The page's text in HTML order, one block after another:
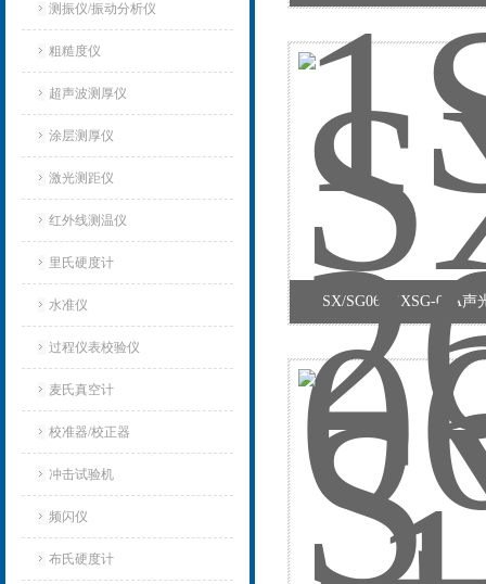
测振仪/振动分析仪
粗糙度仪
超声波测厚仪
涂层测厚仪
激光测距仪
红外线测温仪
里氏硬度计
水准仪
过程仪表校验仪
麦氏真空计
校准器/校正器
冲击试验机
频闪仪
布氏硬度计
SX/SG06ASXSG-06A声